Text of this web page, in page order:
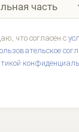
часть
что согласен с